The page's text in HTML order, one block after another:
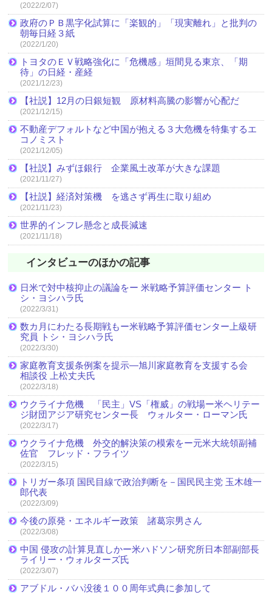
(2022/2/07)
政府のＰＢ黒字化試算に「楽観的」「現実離れ」と批判の
朝毎日経３紙
(2022/1/20)
トヨタのＥＶ戦略強化に「危機感」垣間見る東京、「期
待」の日経・産経
(2021/12/23)
【社説】12月の日銀短観 原材料高騰の影響が心配だ
(2021/12/15)
不動産デフォルトなど中国が抱える３大危機を特集するエ
コノミスト
(2021/12/05)
【社説】みずほ銀行 企業風土改革が大きな課題
(2021/11/27)
【社説】経済対策機 を逃さず再生に取り組め
(2021/11/23)
世界的インフレ懸念と成長減速
(2021/11/18)
インタビューのほかの記事
日米で対中核抑止の議論をー 米戦略予算評価センター ト
シ・ヨシハラ氏
(2022/3/31)
数カ月にわたる長期戦もー米戦略予算評価センター上級研
究員 トシ・ヨシハラ氏
(2022/3/30)
家庭教育支援条例案を提示―旭川家庭教育を支援する会
相談役 上松丈夫氏
(2022/3/18)
ウクライナ危機 「民主」VS「権威」の戦場ー米ヘリテー
ジ財団アジア研究センター長 ウォルター・ローマン氏
(2022/3/17)
ウクライナ危機 外交的解決策の模索をー元米大統領副補
佐官 フレッド・フライツ
(2022/3/15)
トリガー条項 国民目線で政治判断を－国民民主党 玉木雄一
郎代表
(2022/3/09)
今後の原発・エネルギー政策 諸葛宗男さん
(2022/3/08)
中国 侵攻の計算見直しかー米ハドソン研究所日本部副部長
ライリー・ウォルターズ氏
(2022/3/07)
アブドル・バハ没後１００周年式典に参加して